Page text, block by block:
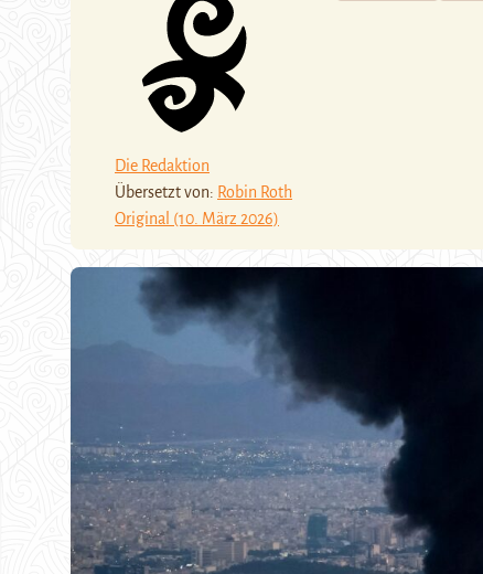
Die Redaktion
Übersetzt von: Robin Roth
Original (10. März 2026)